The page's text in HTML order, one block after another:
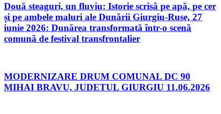
Două steaguri, un fluviu: Istorie scrisă pe apă, pe cer
și pe ambele maluri ale Dunării Giurgiu-Ruse, 27
iunie 2026: Dunărea transformată într-o scenă
comună de festival transfrontalier
MODERNIZARE DRUM COMUNAL DC 90
MIHAI BRAVU, JUDETUL GIURGIU 11.06.2026